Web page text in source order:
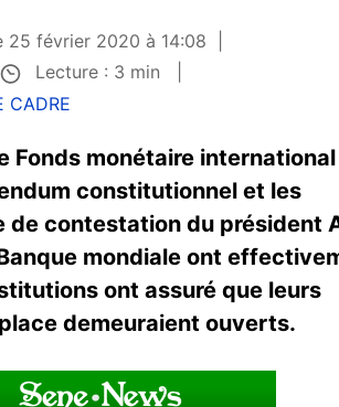
25 février 2020 à 14:08
Lecture : 3 min
CADRE
Fonds monétaire
constitutionnel et les
de contestation du président
mondiale ont
ont assuré que leurs
demeuraient ouverts.